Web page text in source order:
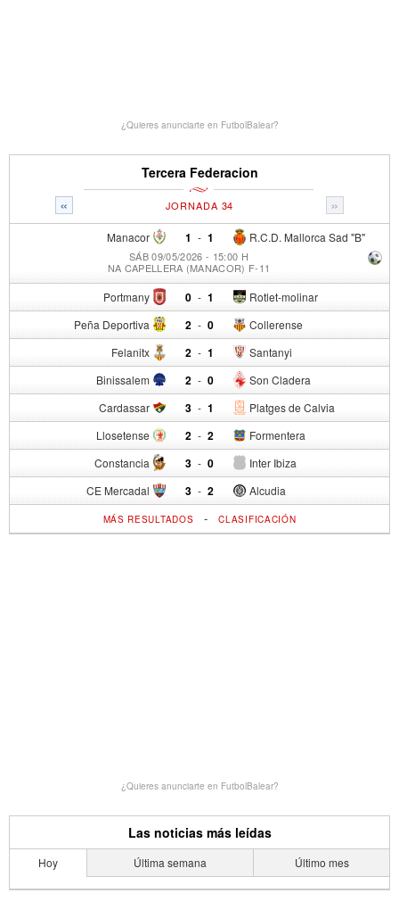
¿Quieres anunciarte en FutbolBalear?
Tercera Federacion
« »
JORNADA 34
Manacor 1 - R.C.D. Mallorca Sad "B"
1
SÁB 09/05/2026 - 15:00 H
NA CAPELLERA (MANACOR) F-11
Portmany 0 - Rotlet-molinar
1
Peña Deportiva 2 - Collerense
0
Felanitx 2 - Santanyi
1
Binissalem 2 - Son Cladera
0
Cardassar 3 - Platges de Calvia
1
Llosetense 2 - Formentera
2
Constancia 3 - Inter Ibiza
0
CE Mercadal 3 - Alcudia
2
MÁS RESULTADOS -CLASIFICACIÓN
¿Quieres anunciarte en FutbolBalear?
Las noticias más leídas
Hoy Última semana Último mes